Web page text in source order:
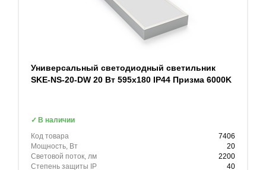
Универсальный светодиодный светильник
SKE-NS-20-DW 20 Вт 595x180 IP44 Призма 6000K
В наличии
Код товара
7406
Мощность, Вт
20
Световой поток, лм
2200
Степень защиты IP
40